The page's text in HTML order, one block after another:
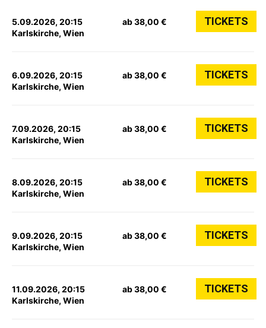
5.09.2026, 20:15
Karlskirche, Wien
ab 38,00 € TICKETS
6.09.2026, 20:15
Karlskirche, Wien
ab 38,00 € TICKETS
7.09.2026, 20:15
Karlskirche, Wien
ab 38,00 € TICKETS
8.09.2026, 20:15
Karlskirche, Wien
ab 38,00 € TICKETS
9.09.2026, 20:15
Karlskirche, Wien
ab 38,00 € TICKETS
11.09.2026, 20:15
Karlskirche, Wien
ab 38,00 € TICKETS